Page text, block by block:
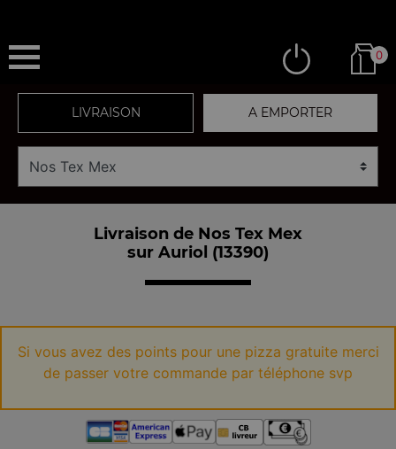
0
LIVRAISON A EMPORTER
Livraison de Nos Tex Mex
sur Auriol (13390)
Si vous avez des points pour une pizza gratuite merci
de passer votre commande par téléphone svp